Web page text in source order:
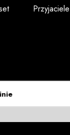
Przyjaciele